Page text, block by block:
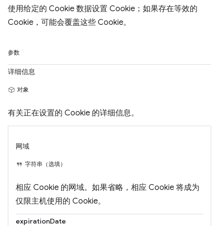
使用给定的 Cookie 数据设置 Cookie；如果存在等效的
Cookie，可能会覆盖这些 Cookie。
参数
详细信息
对象
有关正在设置的 Cookie 的详细信息。
网域
字符串（选填）
相应 Cookie 的网域。如果省略，相应 Cookie 将成为
仅限主机使用的 Cookie。
expirationDate